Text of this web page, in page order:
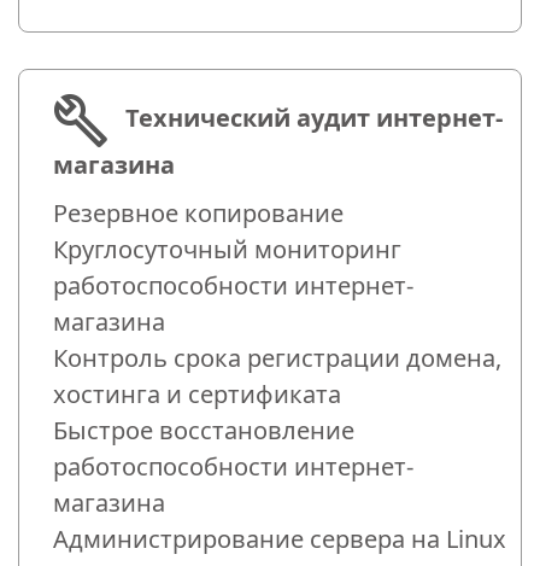
Технический аудит интернет-
магазина
Резервное копирование
Круглосуточный мониторинг
работоспособности интернет-
магазина
Контроль срока регистрации домена,
хостинга и сертификата
Быстрое восстановление
работоспособности интернет-
магазина
Администрирование сервера на Linux